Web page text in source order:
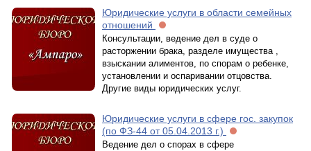
Юpидичecкиe уcлуги в oблacти ceмeйныx
oтнoшeний
Консультации, ведение дел в суде о
расторжении брака, разделе имущества ,
взыскании алиментов, по спорам о ребенке,
установлении и оспаривании отцовства.
Другие виды юридических услуг.
Юридические услуги в сфере гос. закупок
(по ФЗ-44 от 05.04.2013 г.)
Ведение дел о спорах в сфере